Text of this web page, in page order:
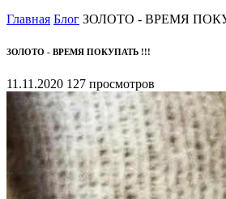
Главная Блог ЗОЛОТО - ВРЕМЯ
ЗОЛОТО - ВРЕМЯ ПОКУПАТЬ !!!
11.11.2020 127 просмотров